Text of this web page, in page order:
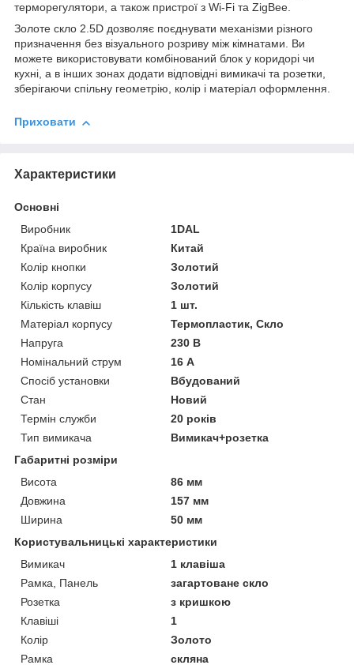
терморегулятори, а також пристрої з Wi-Fi та ZigBee.
Золоте скло 2.5D дозволяє поєднувати механізми різного
призначення без візуального розриву між кімнатами. Ви
можете використовувати комбінований блок у коридорі чи
кухні, а в інших зонах додати відповідні вимикачі та розетки,
зберігаючи спільну геометрію, колір і матеріал оформлення.
Приховати
Характеристики
Основні
Виробник
1DAL
Країна виробник
Китай
Колір кнопки
Золотий
Колір корпусу
Золотий
Кількість клавіш
1 шт.
Матеріал корпусу
Термопластик, Скло
Напруга
230 В
Номінальний струм
16 А
Спосіб установки
Вбудований
Стан
Новий
Термін служби
20 років
Тип вимикача
Вимикач+розетка
Габаритні розміри
Висота
86 мм
Довжина
157 мм
Ширина
50 мм
Користувальницькі характеристики
Вимикач
1 клавіша
Рамка, Панель
загартоване скло
Розетка
з кришкою
Клавіші
1
Колір
Золото
Рамка
скляна